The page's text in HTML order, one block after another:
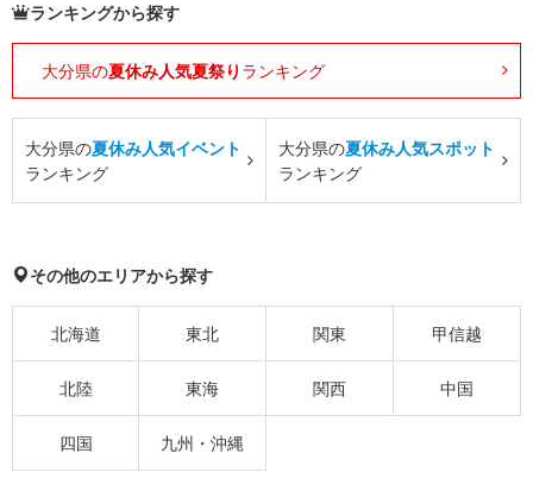
ランキングから探す
大分県の夏休み人気夏祭り ランキング
大分県の夏休み人気イベント
ランキング
大分県の夏休み人気スポット
ランキング
その他のエリアから探す
北海道 東北 関東 甲信越
北陸 東海 関西 中国
四国 九州・沖縄